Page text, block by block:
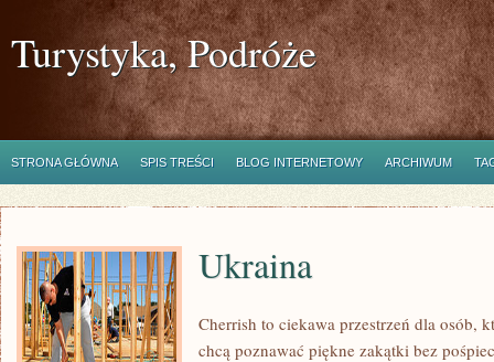
Turystyka, Podróże
STRONA GŁÓWNA SPIS TREŚCI BLOG INTERNETOWY ARCHIWUM
Ukraina
Cherrish to ciekawa przestrzeń dla osób,
chcą poznawać piękne zakątki bez